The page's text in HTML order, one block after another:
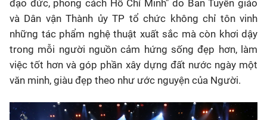
đạo đức, phong cách Hồ Chí Minh" do Ban Tuyên giáo
và Dân vận Thành ủy TP tổ chức không chỉ tôn vinh
những tác phẩm nghệ thuật xuất sắc mà còn khơi dậy
trong mỗi người nguồn cảm hứng sống đẹp hơn, làm
việc tốt hơn và góp phần xây dựng đất nước ngày một
văn minh, giàu đẹp theo như ước nguyện của Người.